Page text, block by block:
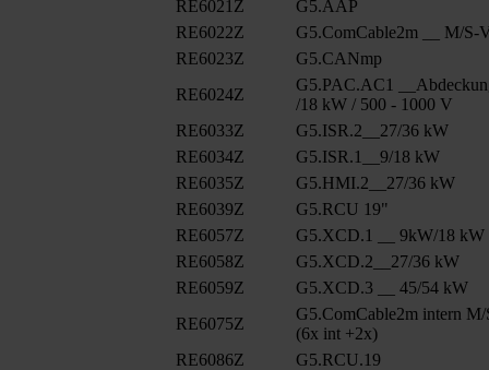
RE6021Z
G5.AAP
RE6022Z
G5.ComCable2m __ M/S-
RE6023Z
G5.CANmp
RE6024Z
G5.PAC.AC1
/18 kW / 500 - 1000 V
RE6033Z
G5.ISR.2__27/36 kW
RE6034Z
G5.ISR.1__9/18 kW
RE6035Z
G5.HMI.2__27/36 kW
RE6039Z
G5.RCU 19"
RE6057Z
G5.XCD.1 __ 9kW/18 kW
RE6058Z
G5.XCD.2__27/36 kW
RE6059Z
G5.XCD.3 __ 45/54 kW
RE6075Z
G5.ComCable2m intern
(6x int +2x)
RE6086Z
G5.RCU.19